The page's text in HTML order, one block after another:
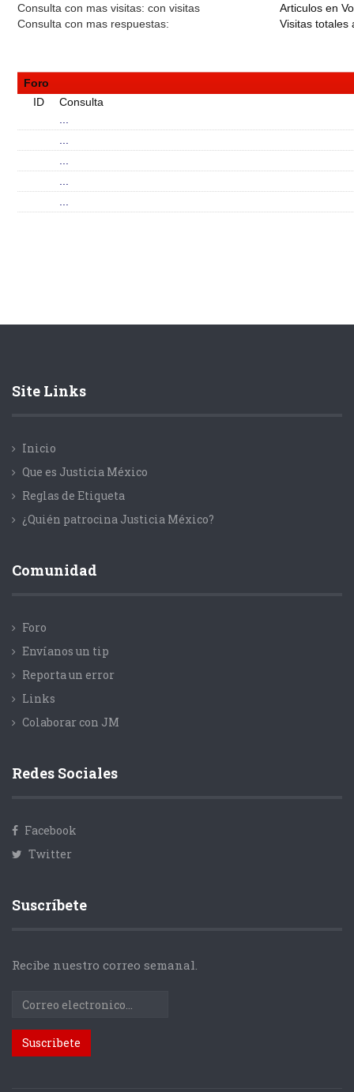
Consulta con mas visitas: con visitas
Consulta con mas respuestas:
Articulos en
Visitas totales
Foro
ID
Consulta
Site Links
Inicio
Que es Justicia México
Reglas de Etiqueta
¿Quién patrocina Justicia México?
Comunidad
Foro
Envíanos un tip
Reporta un error
Links
Colaborar con JM
Redes Sociales
Facebook
Twitter
Suscríbete
Recibe nuestro correo semanal.